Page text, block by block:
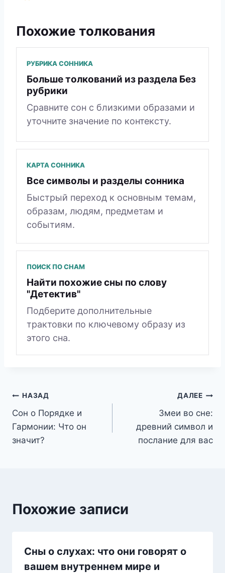
Похожие толкования
РУБРИКА СОННИКА
Больше толкований из раздела Без
рубрики
Сравните сон с близкими образами и
уточните значение по контексту.
КАРТА СОННИКА
Все символы и разделы сонника
Быстрый переход к основным темам,
образам, людям, предметам и
событиям.
ПОИСК ПО СНАМ
Найти похожие сны по слову
"Детектив"
Подберите дополнительные
трактовки по ключевому образу из
этого сна.
Навигация
по
записям
НАЗАД
Сон о Порядке и
Гармонии: Что он
значит?
ДАЛЕЕ
Змеи во сне:
древний символ и
послание для вас
Похожие записи
Сны о слухах: что они говорят о
вашем внутреннем мире и